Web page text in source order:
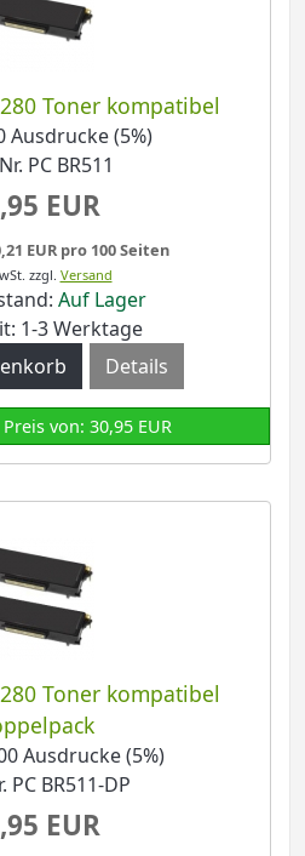
Toner kompatibel
Ausdrucke (5%)
PC BR511
EUR
EUR pro 100 Seiten
zzgl. Versand
Auf Lager
1-3 Werktage
Details
von: 30,95 EUR
Toner kompatibel
Ausdrucke (5%)
PC BR511-DP
EUR